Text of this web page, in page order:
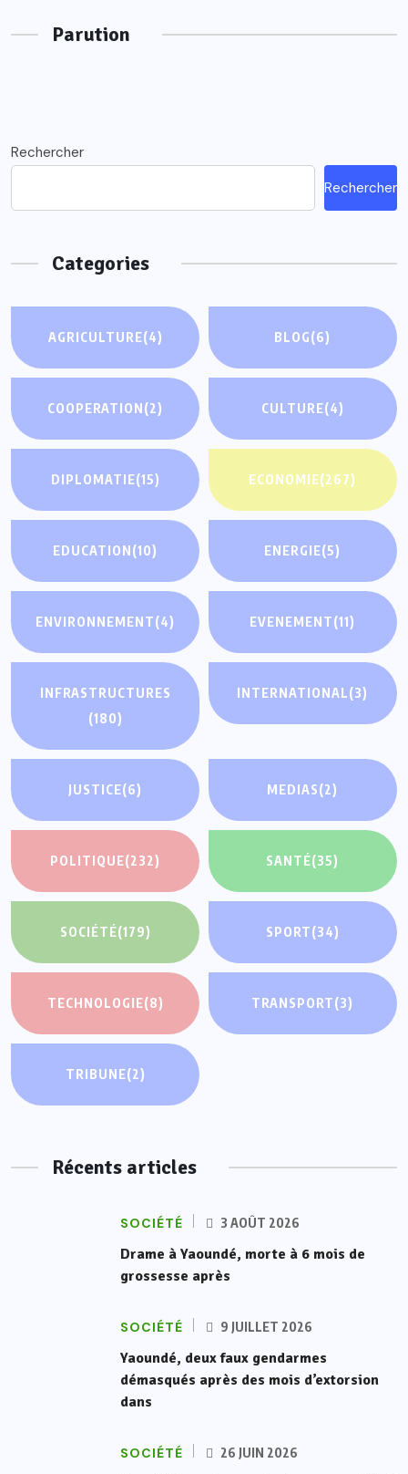
Parution
Rechercher
Rechercher
Categories
AGRICULTURE(4) BLOG(6)
COOPERATION(2) CULTURE(4)
DIPLOMATIE(15) ECONOMIE(267)
EDUCATION(10) ENERGIE(5)
ENVIRONNEMENT(4) EVENEMENT(11)
INFRASTRUCTURES
(180)
INTERNATIONAL(3)
JUSTICE(6) MEDIAS(2)
POLITIQUE(232) SANTÉ(35)
SOCIÉTÉ(179) SPORT(34)
TECHNOLOGIE(8) TRANSPORT(3)
TRIBUNE(2)
Récents articles
SOCIÉTÉ 3 AOÛT 2026
Drame à Yaoundé, morte à 6 mois de
grossesse après
SOCIÉTÉ 9 JUILLET 2026
Yaoundé, deux faux gendarmes
démasqués après des mois d’extorsion
dans
SOCIÉTÉ 26 JUIN 2026